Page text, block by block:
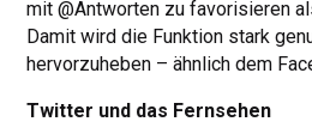
mit @Antworten zu favorisieren
Damit wird die Funktion stark
hervorzuheben – ähnlich dem
Twitter und das Fernsehen